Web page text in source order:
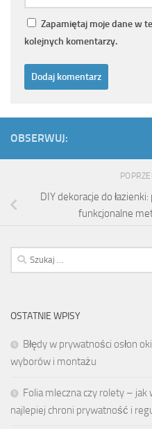
Zapamiętaj moje dane w
kolejnych komentarzy.
OBSERWUJ:
DIY dekoracje do
funkcjonalne
Szukaj:
OSTATNIE WPISY
Błędy w prywatności osłon
wyborów i montażu
Folia mleczna czy rolety –
najlepiej chroni prywatność i